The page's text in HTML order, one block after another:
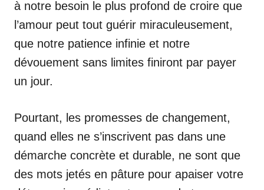
à notre besoin le plus profond de croire que
l’amour peut tout guérir miraculeusement,
que notre patience infinie et notre
dévouement sans limites finiront par payer
un jour.
Pourtant, les promesses de changement,
quand elles ne s’inscrivent pas dans une
démarche concrète et durable, ne sont que
des mots jetés en pâture pour apaiser votre